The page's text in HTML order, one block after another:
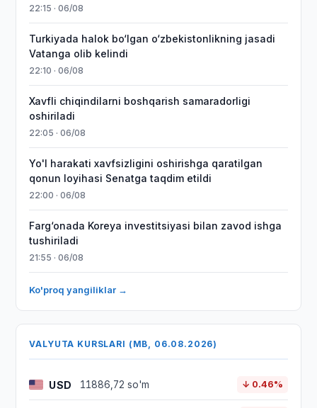
22:15 · 06/08
Turkiyada halok bo‘lgan o‘zbekistonlikning jasadi
Vatanga olib kelindi
22:10 · 06/08
Xavfli chiqindilarni boshqarish samaradorligi
oshiriladi
22:05 · 06/08
Yo'l harakati xavfsizligini oshirishga qaratilgan
qonun loyihasi Senatga taqdim etildi
22:00 · 06/08
Farg‘onada Koreya investitsiyasi bilan zavod ishga
tushiriladi
21:55 · 06/08
Ko'proq yangiliklar →
VALYUTA KURSLARI (MB, 06.08.2026)
USD 11886,72 so'm ↓ 0.46%